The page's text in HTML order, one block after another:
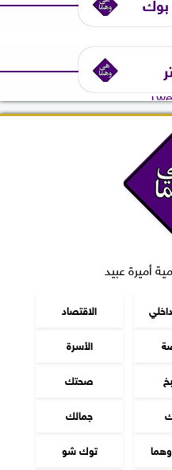
أميرة عبيد
الاقتصاد
الأسرة
صحتك
جمالك
توك شو